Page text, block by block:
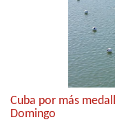
Cuba por más
Domingo